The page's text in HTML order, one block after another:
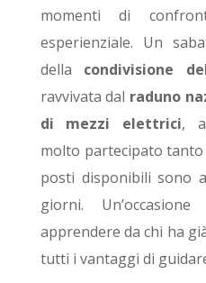
momenti di
esperienziale. Un
della condivisione
ravvivata dal raduno
di mezzi elettrici,
molto partecipato tanto
posti disponibili sono
giorni.
apprendere da chi ha
tutti i vantaggi di